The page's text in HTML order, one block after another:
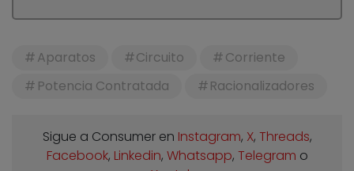
Aparatos Circuito
Corriente
Potencia Contratada
Racionalizadores
Sigue a Consumer en Instagram, X, Threads,
Facebook, Linkedin, Whatsapp, Telegram o